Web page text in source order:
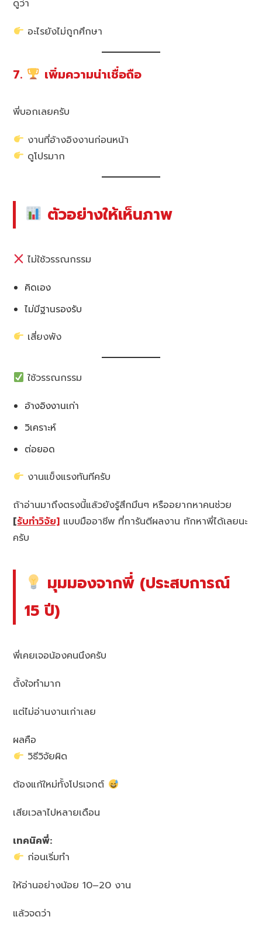
ดูว่า
อะไรยังไม่ถูกศึกษา
7. เพิ่มความน่าเชื่อถือ
พี่บอกเลยครับ
งานที่อ้างอิงงานก่อนหน้า
ดูโปรมาก
ตัวอย่างให้เห็นภาพ
ไม่ใช้วรรณกรรม
คิดเอง
ไม่มีฐานรองรับ
เสี่ยงพัง
ใช้วรรณกรรม
อ้างอิงงานเก่า
วิเคราะห์
ต่อยอด
งานแข็งแรงทันทีครับ
ถ้าอ่านมาถึงตรงนี้แล้วยังรู้สึกมึนๆ หรืออยากหาคนช่วย
[รับทำวิจัย] แบบมืออาชีพ ที่การันตีผลงาน ทักหาพี่ได้เลยนะ
ครับ
มุมมองจากพี่ (ประสบการณ์
15 ปี)
พี่เคยเจอน้องคนนึงครับ
ตั้งใจทำมาก
แต่ไม่อ่านงานเก่าเลย
ผลคือ
วิธีวิจัยผิด
ต้องแก้ใหม่ทั้งโปรเจกต์
เสียเวลาไปหลายเดือน
เทคนิคพี่:
ก่อนเริ่มทำ
ให้อ่านอย่างน้อย 10–20 งาน
แล้วจดว่า